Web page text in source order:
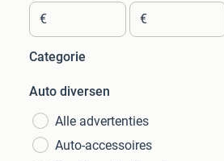
€ €
Categorie
Auto diversen
Alle advertenties
Auto-accessoires